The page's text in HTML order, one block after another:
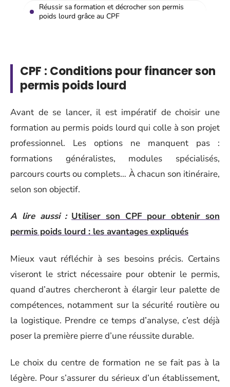
Réussir sa formation et décrocher son permis
poids lourd grâce au CPF
CPF : Conditions pour financer son
permis poids lourd
Avant de se lancer, il est impératif de choisir une
formation au permis poids lourd qui colle à son projet
professionnel. Les options ne manquent pas :
formations généralistes, modules spécialisés,
parcours courts ou complets… À chacun son itinéraire,
selon son objectif.
A lire aussi : Utiliser son CPF pour obtenir son
permis poids lourd : les avantages expliqués
Mieux vaut réfléchir à ses besoins précis. Certains
viseront le strict nécessaire pour obtenir le permis,
quand d’autres chercheront à élargir leur palette de
compétences, notamment sur la sécurité routière ou
la logistique. Prendre ce temps d’analyse, c’est déjà
poser la première pierre d’une réussite durable.
Le choix du centre de formation ne se fait pas à la
légère. Pour s’assurer du sérieux d’un établissement,